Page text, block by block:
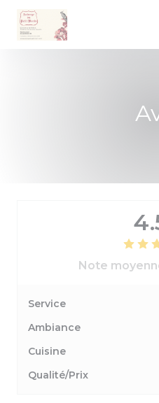
Personnalisation de vos
Note
Service
Ambiance
Cuisine
Qualité/Prix